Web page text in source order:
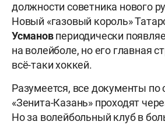
должности советника нового
Новый «газовый король»
Усмановпериодически
на волейболе, но его главная
всё-таки хоккей.
Разумеется, все документы по
«Зенита-Казань» проходят
Но за волейбольный клуб в